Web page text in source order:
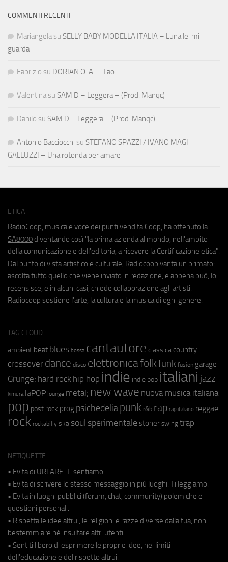
COMMENTI RECENTI
Mariangela su SELLY BABY MODELLA ITALIA – Luna lei mi
guarda
Fabrizio su DORIAN O. A. – Tao
Valentina su SAM D – Leggera – (Prod. Manqc)
Danilo su SAM D – Leggera – (Prod. Manqc)
Antonio Bacciocchi su STEFANO SPAZZI / IVANO MAGI
GALLUZZI – Una rotonda per amare
ETICA
RadioCoop, musica e voce dei punti vendita Coop, ha ottenuto la
SA8000 diventando così "la prima azienda al mondo, nell'ambito
della comunicazione e dell'editoria, a ricevere la Certificazione etica".
Dal punto di vista artistico e culturale, Radiocoop vanta un primato:
ascolta tutto quello che viene inviato in redazione, e appena può, lo
recensisce, e in alcuni casi, chiede collaborazione agli artisti.
Radiocoop sostiene l'arte, la cultura e la musica di ogni genere.
TAG CLOUD
ambient beat blues bossa cantautore classica country
crossover dance disco elettronicafolkfunk fusion garage
Grunge; hard rock hip hop indie indie pop italiani jazz
kimura laPOP lounge metal; new wave nuova musica italiana
pop post rock prog psichedeliapunk r&b rap rap italiano reggae
rock rockabilly ska soul sperimentale stoner swing trap
NETIQUETTE
• Evita di URLARE. Ti sentiamo.
• Evita di scrivere lo stesso messaggio in più luoghi. Ti leggiamo.
• Evita in luoghi pubblici (forum, chat, community) polemiche e
questioni personali.
• Rispetta le idee altrui, le religioni e razze diverse dalla tua, non
bestemmiare né insultare altri utenti.
• Sentiti libero di esprimere le proprie idee, nei limiti
dell'educazione e del rispetto altrui.